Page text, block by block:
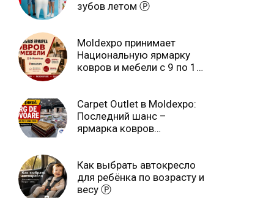
зубов летом Ⓟ
Moldexpo принимает
Национальную ярмарку
ковров и мебели с 9 по 14
Carpet Outlet в Moldexpo:
Последний шанс –
ярмарка ковров
Как выбрать автокресло
для ребёнка по возрасту и
весу Ⓟ